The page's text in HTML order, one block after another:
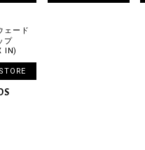
ェード
プ
IN)